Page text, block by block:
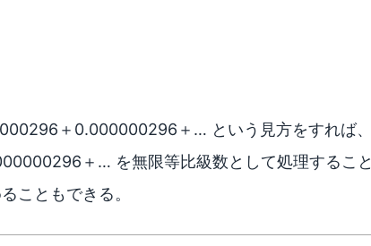
＋0.000000296＋… という見方をすれば、
＋… を無限等比級数として処理すること
こともできる。